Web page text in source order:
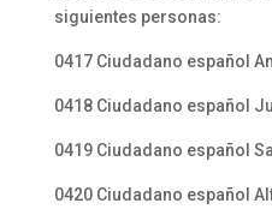
siguientes personas:
0417 Ciudadano español
0418 Ciudadano español
0419 Ciudadano español
0420 Ciudadano español